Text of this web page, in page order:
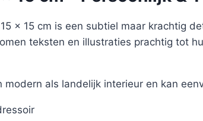
x 15 cm is een subtiel maar krachtig
teksten en illustraties prachtig tot
als landelijk interieur en kan